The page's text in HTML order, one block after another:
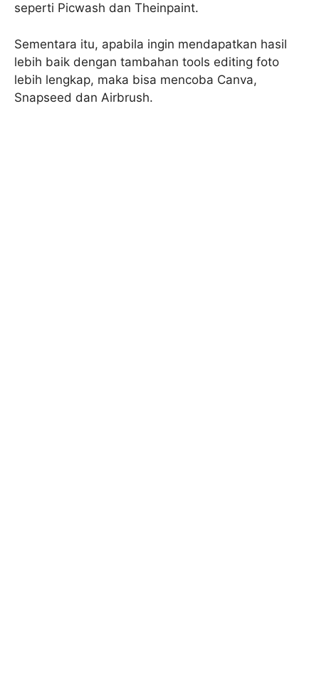
seperti Picwash dan Theinpaint.
Sementara itu, apabila ingin mendapatkan hasil
lebih baik dengan tambahan tools editing foto
lebih lengkap, maka bisa mencoba Canva,
Snapseed dan Airbrush.